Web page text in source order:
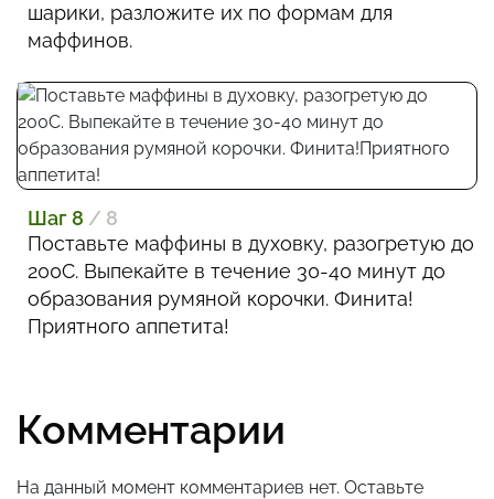
шарики, разложите их по формам для
маффинов.
Шаг 8 / 8
Поставьте маффины в духовку, разогретую до
200С. Выпекайте в течение 30-40 минут до
образования румяной корочки. Финита!
Приятного аппетита!
Комментарии
На данный момент комментариев нет. Оставьте